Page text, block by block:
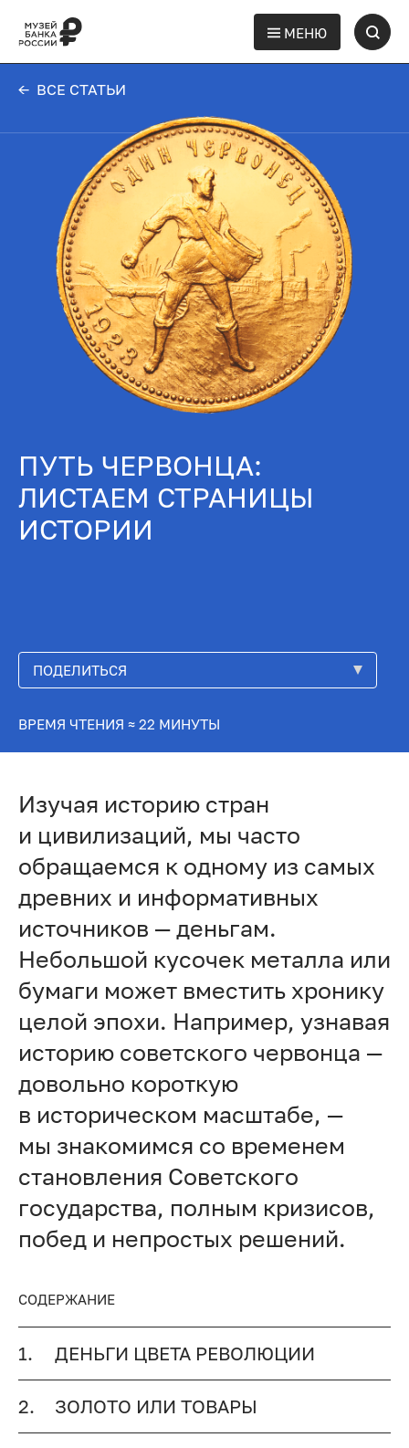
МЕНЮ
← ВСЕ СТАТЬИ
ПУТЬ ЧЕРВОНЦА:
ЛИСТАЕМ СТРАНИЦЫ
ИСТОРИИ
ПОДЕЛИТЬСЯ
ВРЕМЯ ЧТЕНИЯ ≈ 22 МИНУТЫ
Изучая историю стран
и цивилизаций, мы часто
обращаемся к одному из самых
древних и информативных
источников — деньгам.
Небольшой кусочек металла или
бумаги может вместить хронику
целой эпохи. Например, узнавая
историю советского червонца —
довольно короткую
в историческом масштабе, —
мы знакомимся со временем
становления Советского
государства, полным кризисов,
побед и непростых решений.
СОДЕРЖАНИЕ
1. ДЕНЬГИ ЦВЕТА РЕВОЛЮЦИИ
2. ЗОЛОТО ИЛИ ТОВАРЫ